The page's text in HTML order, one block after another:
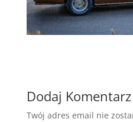
Dodaj Komentarz
Twój adres email nie